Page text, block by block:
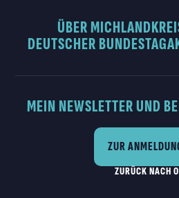
ÜBER MICH
DEUTSCHER BUNDESTAG
MEIN NEWSLETTER UND
ZUR
ZURÜCK NACH